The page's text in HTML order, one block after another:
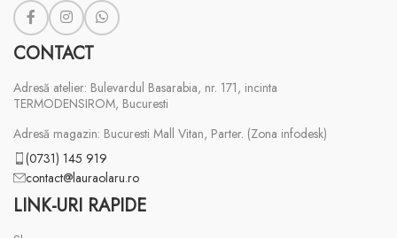
CONTACT
Adresă atelier: Bulevardul Basarabia, nr. 171, incinta
TERMODENSIROM, Bucuresti
Adresă magazin: Bucuresti Mall Vitan, Parter. (Zona infodesk)
(0731) 145 919
contact@lauraolaru.ro
LINK-URI RAPIDE